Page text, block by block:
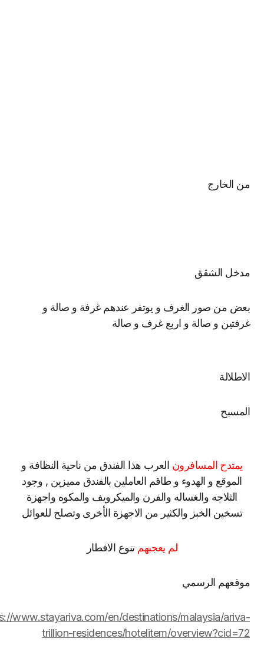
الخارج
الشقق
من صور الغرف و يوتفر عندهم غرفة و صالة و
و صالة و اربع غرف و صالة
يمتدح المسافرونالعرب هذا الفندق من ناحية النظافة و
الموقع و الهدوء و طاقم العاملين بالفندق مميزين , وجود
الثلاجه والغساله والفرن والميكرويف والمكوه واجهزة
تسخين الخبز والكثير من الاجهزة الأخرى وتصلح للعوائل
لم يعجبهمتنوع الافطار
الرسمي
https://www.stayariva.com/en/destinations/malaysia/
trillion-residences/hotelitem/